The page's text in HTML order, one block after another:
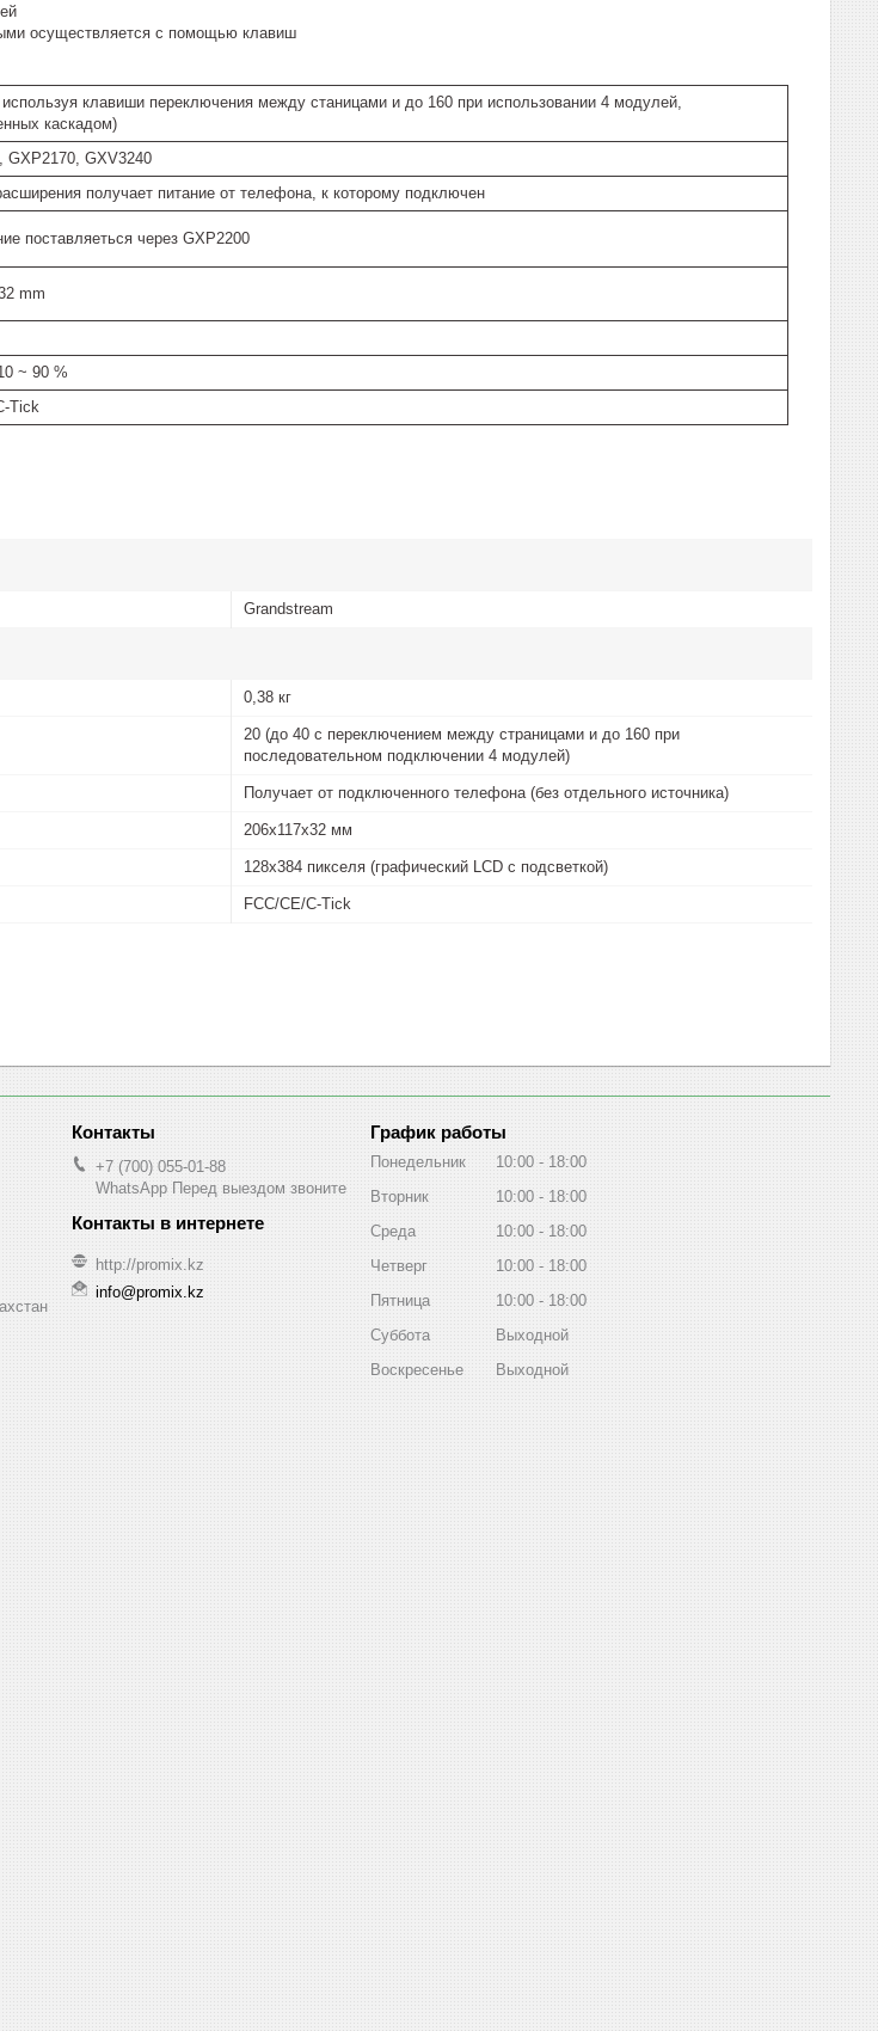
осуществляется с помощью клавиш
клавиши переключения между станицами и до 160 при использовании 4 модулей,
каскадом)
GXP2170, GXV3240
получает питание от телефона, к которому подключен
поставляеться через GXP2200
mm
~ 90 %
Tick
Grandstream
0,38 кг
20 (до 40 с переключением между страницами и до 160 при
последовательном подключении 4 модулей)
Получает от подключенного телефона (без отдельного источника)
206x117x32 мм
128x384 пикселя (графический LCD с подсветкой)
FCC/CE/C-Tick
+7 (700) 055-01-88
WhatsApp Перед выездом звоните
http://promix.kz
info@promix.kz
График работы
Понедельник 10:00
18:00
Вторник
10:00
18:00
Среда
10:00
18:00
Четверг
10:00
18:00
Пятница
10:00
18:00
Суббота
Выходной
Воскресенье
Выходной